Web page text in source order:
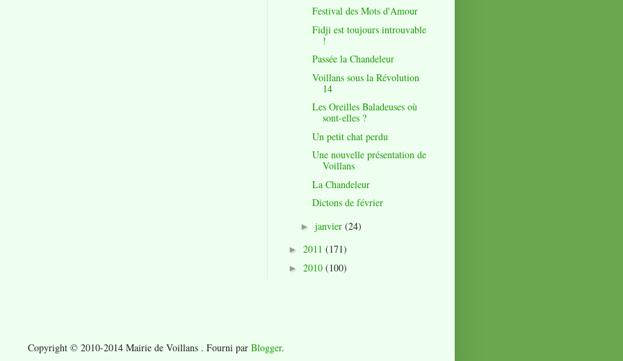
Festival des Mots d'Amour
Fidji est toujours introuvable
!
Passée la Chandeleur
Voillans sous la Révolution
14
Les Oreilles Baladeuses où
sont-elles ?
Un petit chat perdu
Une nouvelle présentation de
Voillans
La Chandeleur
Dictons de février
► janvier (24)
► 2011 (171)
► 2010 (100)
Copyright © 2010-2014 Mairie de Voillans . Fourni par Blogger.